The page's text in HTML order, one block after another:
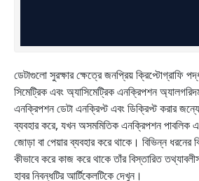
ডেটাগুলো সুরক্ষার ক্ষেত্রে জনপ্রিয় ক্রিপ্টোগ্রাফি
সিমেট্রিক এবং অ্যাসিমেট্রিক এনক্রিপশন
এনক্রিপশন ডেটা এনক্রিপ্ট এবং ডিক্রিপ্ট করার
ব্যবহার করে, যখন অসমমিতিক এনক্রিপশন পাবলিক
জোড়া বা পেয়ার ব্যবহার করে থাকে। বিভিন্ন ধরনের
কীভাবে করে কাজ করে থাকে তাঁর বিস্তারিত
হাবর নিবন্ধটির আর্টিকেলটিকে দেখুন।